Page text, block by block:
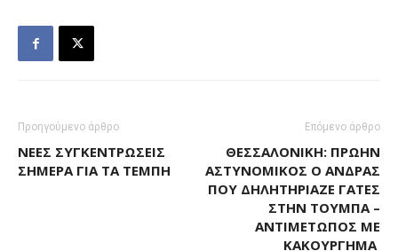
Προηγούμενο άρθρο
ΝΈΕΣ ΣΥΓΚΕΝΤΡΏΣΕΙΣ
ΣΉΜΕΡΑ ΓΙΑ ΤΑ ΤΈΜΠΗ
Επόμενο άρθρο
ΘΕΣΣΑΛΟΝΊΚΗ: ΠΡΏΗΝ
ΑΣΤΥΝΟΜΙΚΌΣ Ο ΆΝΔΡΑΣ
ΠΟΥ ΔΗΛΗΤΗΡΊΑΖΕ ΓΆΤΕΣ
ΣΤΗΝ ΤΟΎΜΠΑ –
ΑΝΤΙΜΈΤΩΠΟΣ ΜΕ
ΚΑΚΟΎΡΓΗΜΑ